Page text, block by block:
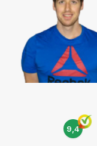
9,4